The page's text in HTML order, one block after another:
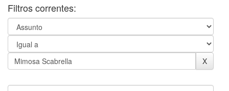
Filtros correntes: